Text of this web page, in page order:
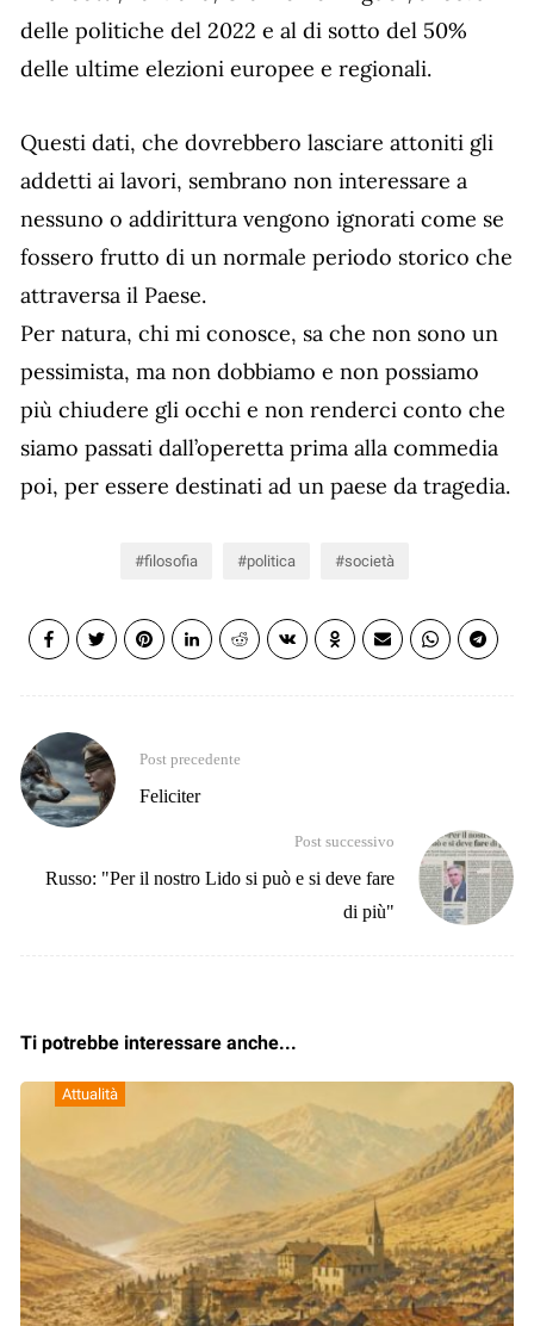
delle politiche del 2022 e al di sotto del 50%
delle ultime elezioni europee e regionali.
Questi dati, che dovrebbero lasciare attoniti gli
addetti ai lavori, sembrano non interessare a
nessuno o addirittura vengono ignorati come se
fossero frutto di un normale periodo storico che
attraversa il Paese.
Per natura, chi mi conosce, sa che non sono un
pessimista, ma non dobbiamo e non possiamo
più chiudere gli occhi e non renderci conto che
siamo passati dall’operetta prima alla commedia
poi, per essere destinati ad un paese da tragedia.
filosofia politica società
Post precedente
Feliciter
Post successivo
Russo: "Per il nostro Lido si può e si deve fare
di più"
Ti potrebbe interessare anche...
Attualità